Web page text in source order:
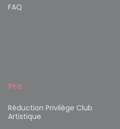
FAQ
Pro
Réduction Privilège Club
Artistique